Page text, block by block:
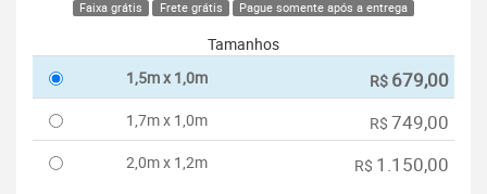
Faixa grátis Frete grátis Pague somente após a entrega
Tamanhos
1,5m x 1,0m
R$ 679,00
1,7m x 1,0m R$ 749,00
2,0m x 1,2m R$ 1.150,00